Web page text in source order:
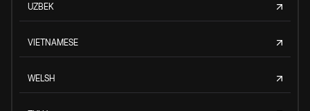
UZBEK
VIETNAMESE
WELSH